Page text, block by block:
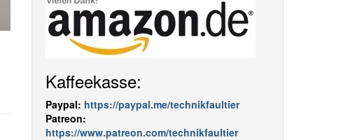
Kaffeekasse:
Paypal: https://paypal.me/technikfaultier
Patreon:
https://www.patreon.com/technikfaultier